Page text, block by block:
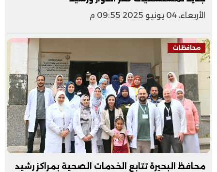
الأربعاء، 04 يونيو 2025 09:55 م
محافظات
محافظ البحيرة تتابع الخدمات الصحية بمراكز رشيد